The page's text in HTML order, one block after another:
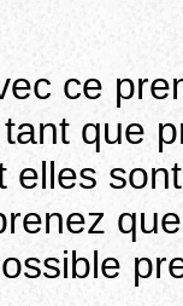
ce
que
elles